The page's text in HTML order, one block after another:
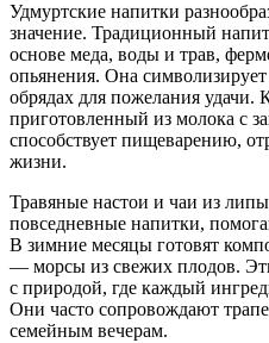
Удмуртские напитки
значение. Традиционный
основе меда, воды и трав,
опьянения. Она
обрядах для пожелания удачи.
приготовленный из молока с
способствует пищеварению,
жизни.
Травяные настои и чаи из
повседневные напитки,
В зимние месяцы готовят
— морсы из свежих плодов.
с природой, где каждый
Они часто сопровождают
семейным вечерам.